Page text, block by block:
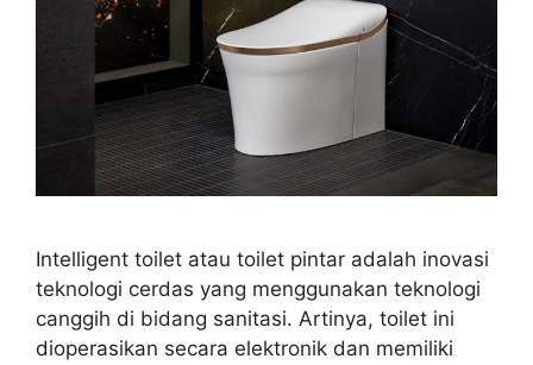
Intelligent toilet atau toilet pintar adalah inovasi
teknologi cerdas yang menggunakan teknologi
canggih di bidang sanitasi. Artinya, toilet ini
dioperasikan secara elektronik dan memiliki